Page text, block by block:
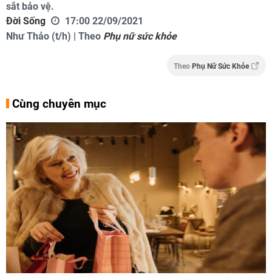
sắt bảo vệ.
Đời Sống
17:00 22/09/2021
Như Thảo (t/h) | Theo Phụ nữ sức khỏe
Theo Phụ Nữ Sức Khỏe
Cùng chuyên mục